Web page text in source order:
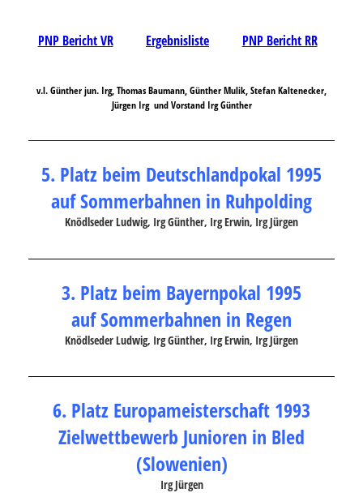
PNP Bericht VR Ergebnisliste PNP Bericht RR
v.l. Günther jun. Irg, Thomas Baumann, GüntherMulik, StefanKaltenecker,
Jürgen Irg und Vorstand Irg Günther
5. Platz beim Deutschlandpokal 1995
auf Sommerbahnen in Ruhpolding
Knödlseder Ludwig, Irg Günther, Irg Erwin, Irg Jürgen
3. Platz beim Bayernpokal 1995
auf Sommerbahnen in Regen
Knödlseder Ludwig, Irg Günther, Irg Erwin, Irg Jürgen
6. Platz Europameisterschaft 1993
Zielwettbewerb Junioren in Bled
(Slowenien)
Irg Jürgen